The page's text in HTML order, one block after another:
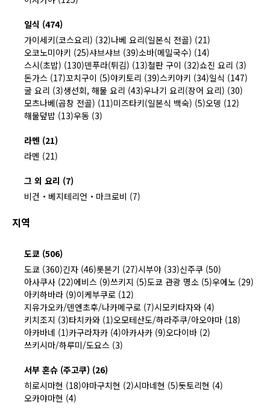
일식 (474)
가이세키(코스요리) (32)나베 요리(일본식 전골) (21)
오코노미야키 (25)샤브샤브 (39)소바(메밀국수) (14)
스시(초밥) (130)덴푸라(튀김) (13)철판 구이 (32)쇼진 요리 (3)
돈가스 (17)꼬치구이 (5)야키토리 (39)스키야키 (34)일식 (147)
굴 요리 (3)생선회, 해물 요리 (43)우나기 요리(장어 요리) (30)
모츠나베(곱창 전골) (11)미즈타키(일본식 백숙) (5)오뎅 (12)
해물덮밥 (13)우동 (3)
라멘 (21)
라멘 (21)
그 외 요리 (7)
비건・베지테리언・마크로비 (7)
지역
도쿄 (506)
도쿄 (360)긴자 (46)롯본기 (27)시부야 (33)신주쿠 (50)
아사쿠사 (22)에비스 (9)쓰키지 (5)도쿄 관광 명소 (5)우에노 (29)
아키하바라 (9)이케부쿠로 (12)
지유가오카/덴엔초후/나카메구로 (7)시모키타자와 (4)
키치조지 (3)타치카와 (1)오모테산도/하라주쿠/아오야마 (18)
아카바네 (1)카구라자카 (4)아카사카 (9)오다이바 (2)
쓰키시마/하루미/도요스 (3)
서부 혼슈 (주고쿠) (26)
히로시마현 (18)야마구치현 (2)시마네현 (5)돗토리현 (4)
오카야마현 (4)